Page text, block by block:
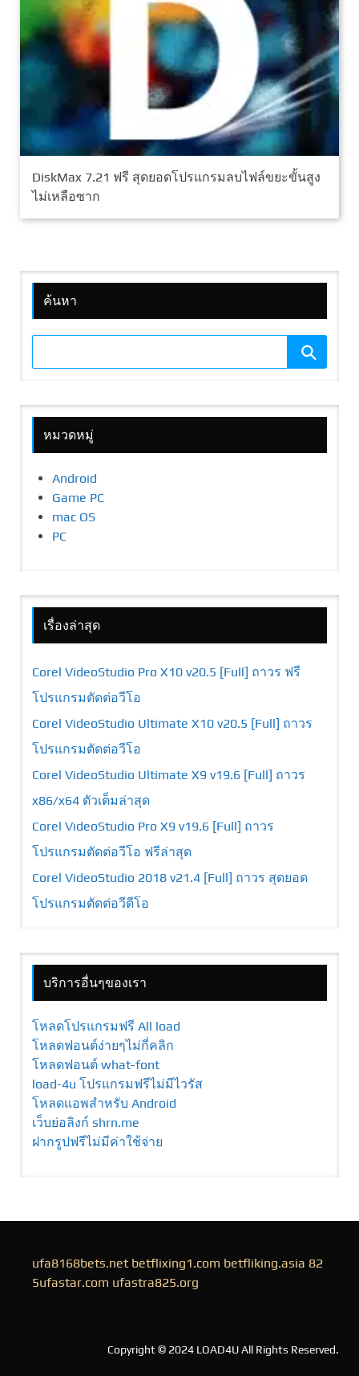
DiskMax 7.21 ฟรี สุดยอดโปรแกรมลบไฟล์ขยะขั้นสูง
ไม่เหลือซาก
ค้นหา
หมวดหมู่
Android
Game PC
mac OS
PC
เรื่องล่าสุด
Corel VideoStudio Pro X10 v20.5 [Full] ถาวร ฟรี
โปรแกรมตัดต่อวีโอ
Corel VideoStudio Ultimate X10 v20.5 [Full] ถาวร
โปรแกรมตัดต่อวีโอ
Corel VideoStudio Ultimate X9 v19.6 [Full] ถาวร
x86/x64 ตัวเต็มล่าสุด
Corel VideoStudio Pro X9 v19.6 [Full] ถาวร
โปรแกรมตัดต่อวีโอ ฟรีล่าสุด
Corel VideoStudio 2018 v21.4 [Full] ถาวร สุดยอด
โปรแกรมตัดต่อวีดีโอ
บริการอื่นๆของเรา
โหลดโปรแกรมฟรี All load
โหลดฟอนต์ง่ายๆไม่กี่คลิก
โหลดฟอนต์ what-font
load-4u โปรแกรมฟรีไม่มีไวรัส
โหลดแอพสำหรับ Android
เว็บย่อลิงก์ shrn.me
ฝากรูปฟรีไม่มีค่าใช้จ่าย
ufa8168bets.net betflixing1.com betfliking.asia 82
5ufastar.com ufastra825.org
Copyright © 2024 LOAD4U All Rights Reserved.